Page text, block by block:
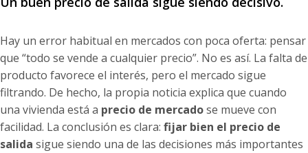
Hay un error habitual en mercados con poca oferta: pensar
que “todo se vende a cualquier precio”. No es así. La falta de
producto favorece el interés, pero el mercado sigue
filtrando. De hecho, la propia noticia explica que cuando
una vivienda está a precio de mercadose mueve con
facilidad. La conclusión es clara: fijar bien el precio de
salida sigue siendo una de las decisiones más importantes